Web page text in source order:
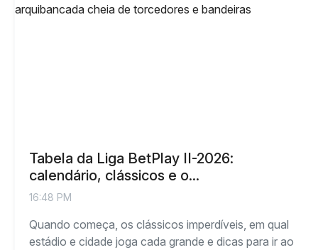
Tabela da Liga BetPlay II-2026:
calendário, clássicos e o...
16:48 PM
Quando começa, os clássicos imperdíveis, em qual
estádio e cidade joga cada grande e dicas para ir ao